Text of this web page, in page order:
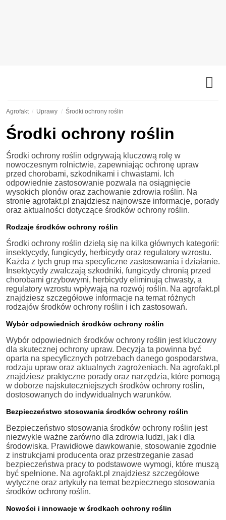
Agrofakt Uprawy Środki ochrony roślin
Środki ochrony roślin
Środki ochrony roślin odgrywają kluczową rolę w
nowoczesnym rolnictwie, zapewniając ochronę upraw
przed chorobami, szkodnikami i chwastami. Ich
odpowiednie zastosowanie pozwala na osiągnięcie
wysokich plonów oraz zachowanie zdrowia roślin. Na
stronie agrofakt.pl znajdziesz najnowsze informacje, porady
oraz aktualności dotyczące środków ochrony roślin.
Rodzaje środków ochrony roślin
Środki ochrony roślin dzielą się na kilka głównych kategorii:
insektycydy, fungicydy, herbicydy oraz regulatory wzrostu.
Każda z tych grup ma specyficzne zastosowania i działanie.
Insektycydy zwalczają szkodniki, fungicydy chronią przed
chorobami grzybowymi, herbicydy eliminują chwasty, a
regulatory wzrostu wpływają na rozwój roślin. Na agrofakt.pl
znajdziesz szczegółowe informacje na temat różnych
rodzajów środków ochrony roślin i ich zastosowań.
Wybór odpowiednich środków ochrony roślin
Wybór odpowiednich środków ochrony roślin jest kluczowy
dla skutecznej ochrony upraw. Decyzja ta powinna być
oparta na specyficznych potrzebach danego gospodarstwa,
rodzaju upraw oraz aktualnych zagrożeniach. Na agrofakt.pl
znajdziesz praktyczne porady oraz narzędzia, które pomogą
w doborze najskuteczniejszych środków ochrony roślin,
dostosowanych do indywidualnych warunków.
Bezpieczeństwo stosowania środków ochrony roślin
Bezpieczeństwo stosowania środków ochrony roślin jest
niezwykle ważne zarówno dla zdrowia ludzi, jak i dla
środowiska. Prawidłowe dawkowanie, stosowanie zgodnie
z instrukcjami producenta oraz przestrzeganie zasad
bezpieczeństwa pracy to podstawowe wymogi, które muszą
być spełnione. Na agrofakt.pl znajdziesz szczegółowe
wytyczne oraz artykuły na temat bezpiecznego stosowania
środków ochrony roślin.
Nowości i innowacje w środkach ochrony roślin